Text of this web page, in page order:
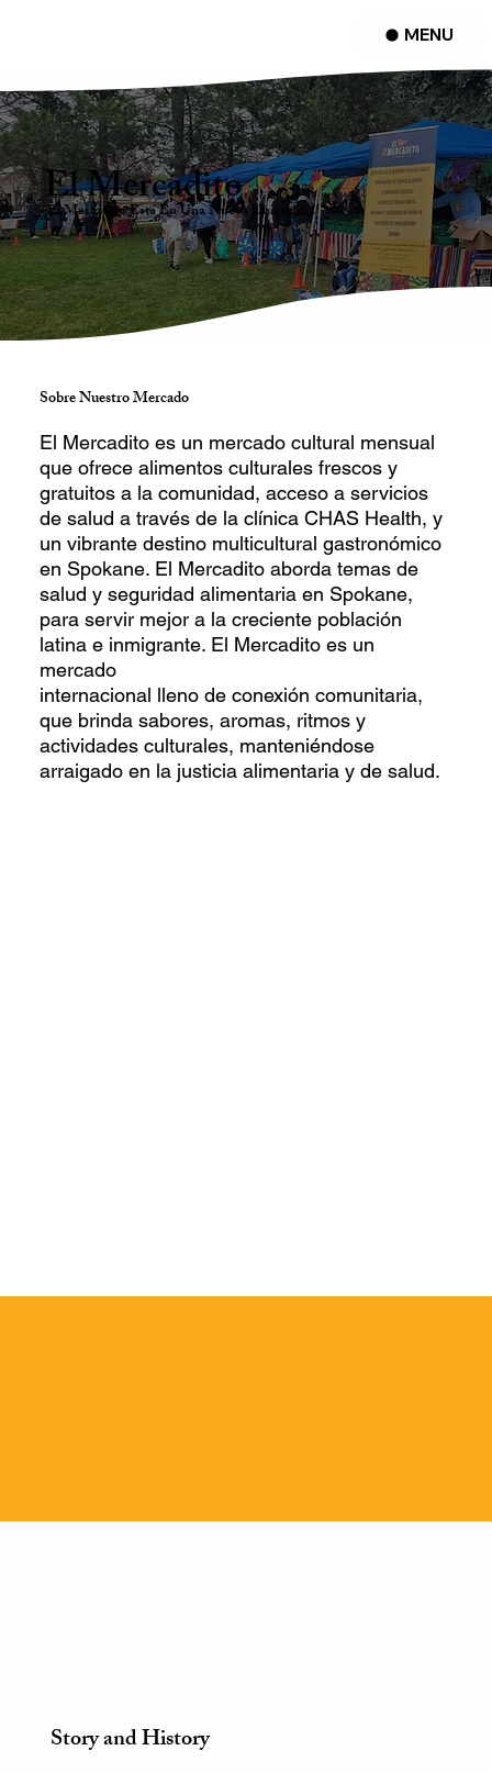
MENU
El Mercadito
¡El Mercadito Está En Una Nueva Ubicación!
Sobre Nuestro Mercado
El Mercadito es un mercado cultural mensual
que ofrece alimentos culturales frescos y
gratuitos a la comunidad, acceso a servicios
de salud a través de la clínica CHAS Health, y
un vibrante destino multicultural gastronómico
en Spokane. El Mercadito aborda temas de
salud y seguridad alimentaria en Spokane,
para servir mejor a la creciente población
latina e inmigrante. El Mercadito es un
mercado
internacional lleno de conexión comunitaria,
que brinda sabores, aromas, ritmos y
actividades culturales, manteniéndose
arraigado en la justicia alimentaria y de salud.
Story and History